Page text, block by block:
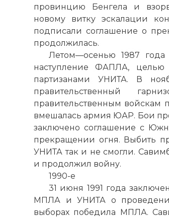
провинцию Бенгела и
новому витку эскалации
подписали соглашение о
продолжилась.
Летом—осенью 1987 года
наступление ФАПЛА, целью
партизанами УНИТА. В
правительственный
правительственным войскам
вмешалась армия ЮАР. Бои
заключено соглашение с
прекращении огня. Выбить
УНИТА так и не смогли.
и продолжил войну.
1990-е
31 июня 1991 года
МПЛА и УНИТА о
выборах победила МПЛА.